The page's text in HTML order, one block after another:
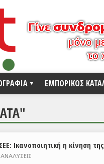
ΕΜΠΟΡΙΚΟΣ
Ικανοποιητική η κίνηση
ΑΝΑΛΥΣΕΙΣ